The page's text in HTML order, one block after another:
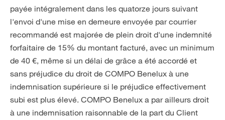
payée intégralement dans les quatorze jours suivant
l'envoi d'une mise en demeure envoyée par courrier
recommandé est majorée de plein droit d'une indemnité
forfaitaire de 15% du montant facturé, avec un minimum
de 40 €, même si un délai de grâce a été accordé et
sans préjudice du droit de COMPO Benelux à une
indemnisation supérieure si le préjudice effectivement
subi est plus élevé. COMPO Benelux a par ailleurs droit
à une indemnisation raisonnable de la part du Client